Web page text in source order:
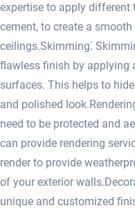
expertise to apply different
cement, to create a
ceilings.​ Skimming⁚
flawless finish by applying
surfaces.​ This helps to
and polished look.​
need to be protected and
can provide rendering
render to provide
of your exterior walls.​
unique and customized